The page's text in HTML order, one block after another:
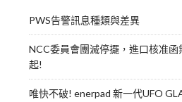
PWS告警訊息種類與差異
NCC委員會團滅停擺，進口核准函
起!
唯快不破! enerpad 新一代UFO